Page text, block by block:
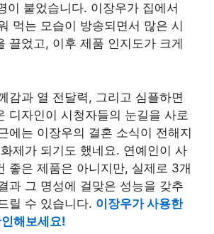
이 붙었습니다. 이장우가 집에서
먹는 모습이 방송되면서 많은 시
끌었고, 이후 제품 인지도가 크게
감과 열 전달력, 그리고 심플하면
디자인이 시청자들의 눈길을 사로
에는 이장우의 결혼 소식이 전해지
제가 되기도 했네요. 연예인이 사
좋은 제품은 아니지만, 실제로 3개
과 그 명성에 걸맞은 성능을 갖추
릴 수 있습니다. 이장우가 사용한
해보세요!